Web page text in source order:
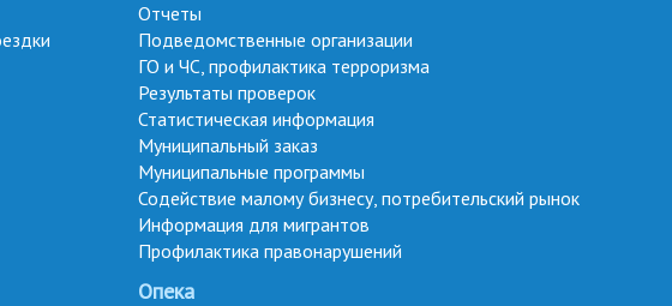
Отчеты
Подведомственные организации
ГО и ЧС, профилактика терроризма
Результаты проверок
Статистическая информация
Муниципальный заказ
Муниципальные программы
Содействие малому бизнесу, потребительский рынок
Информация для мигрантов
Профилактика правонарушений
Опека